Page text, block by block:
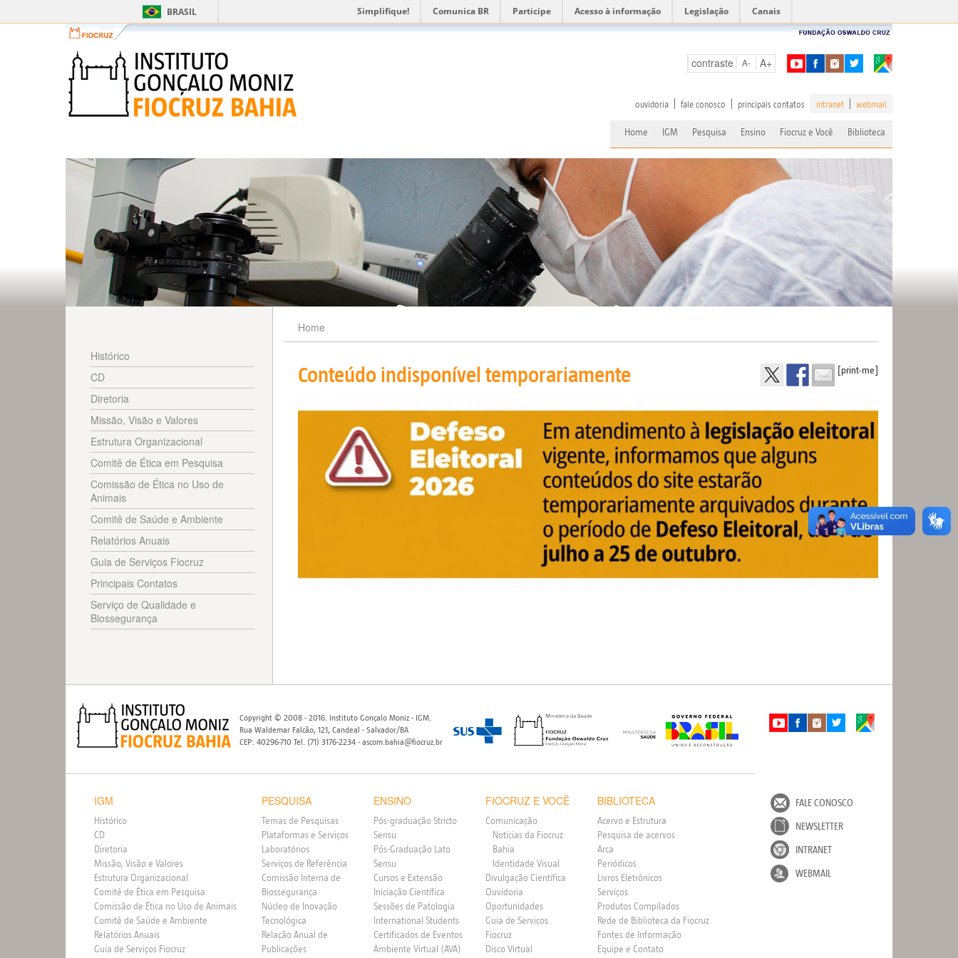
BRASIL Simplifique! Comunica BR Participe Acesso à informação Legislação Canais
contraste A- A+
ouvidoria fale conosco principais contatos intranet webmail
Home IGM Pesquisa Ensino Fiocruz e Você Biblioteca
Histórico
CD
Diretoria
Missão, Visão e Valores
Estrutura Organizacional
Comitê de Ética em Pesquisa
Comissão de Ética no Uso de
Animais
Comitê de Saúde e Ambiente
Relatórios Anuais
Guia de Serviços Fiocruz
Principais Contatos
Serviço de Qualidade e
Biossegurança
Home
Conteúdo indisponível temporariamente [print-me]
Copyright © 2008 - 2016. Instituto Gonçalo Moniz - IGM.
Rua Waldemar Falcão, 121, Candeal - Salvador/BA
CEP: 40296-710 Tel. (71) 3176-2234 - ascom.bahia@fiocruz.br
IGM
Histórico
CD
Diretoria
Missão, Visão e Valores
Estrutura Organizacional
Comitê de Ética em Pesquisa
Comissão de Ética no Uso de Animais
Comitê de Saúde e Ambiente
Relatórios Anuais
Guia de Serviços Fiocruz
PESQUISA
Temas de Pesquisas
Plataformas e Serviços
Laboratórios
Serviços de Referência
Comissão Interna de
Biossegurança
Núcleo de Inovação
Tecnológica
Relação Anual de
Publicações
ENSINO
Pós-graduação Stricto
Sensu
Pós-Graduação Lato
Sensu
Cursos e Extensão
Iniciação Científica
Sessões de Patologia
International Students
Certificados de Eventos
Ambiente Virtual (AVA)
FIOCRUZ E VOCÊ
Comunicação
Notícias da Fiocruz
Bahia
Identidade Visual
Divulgação Científica
Ouvidoria
Oportunidades
Guia de Serviços
Fiocruz
Disco Virtual
BIBLIOTECA
Acervo e Estrutura
Pesquisa de acervos
Arca
Periódicos
Livros Eletrônicos
Serviços
Produtos Compilados
Rede de Biblioteca da Fiocruz
Fontes de Informação
Equipe e Contato
FALE CONOSCO
NEWSLETTER
INTRANET
WEBMAIL